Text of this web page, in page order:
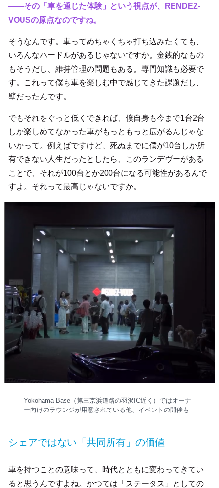
――その「車を通じた体験」という視点が、RENDEZ-
VOUSの原点なのですね。
そうなんです。車ってめちゃくちゃ打ち込みたくても、
いろんなハードルがあるじゃないですか。金銭的なもの
もそうだし、維持管理の問題もある。専門知識も必要で
す。これって僕も車を楽しむ中で感じてきた課題だし、
壁だったんです。
でもそれをぐっと低くできれば、僕自身も今まで1台2台
しか楽しめてなかった車がもっともっと広がるんじゃな
いかって。例えばですけど、死ぬまでに僕が10台しか所
有できない人生だったとしたら、このランデヴーがある
ことで、それが100台とか200台になる可能性があるんで
すよ。それって最高じゃないですか。
Yokohama Base（第三京浜道路の羽沢IC近く）ではオーナ
ー向けのラウンジが用意されている他、イベントの開催も
シェアではない「共同所有」の価値
車を持つことの意味って、時代とともに変わってきてい
ると思うんですよね。かつては「ステータス」としての